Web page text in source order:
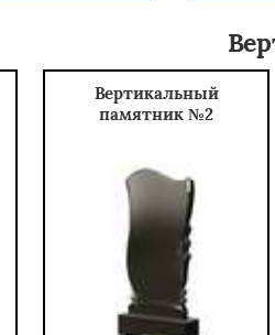
Вертикальный
памятник №2